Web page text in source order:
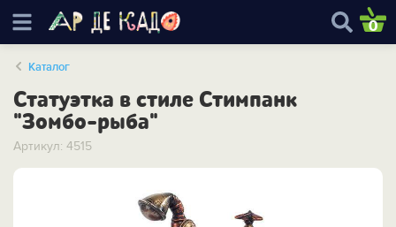
0
Каталог
Статуэтка в стиле Стимпанк
"Зомбо-рыба"
Артикул: 4515